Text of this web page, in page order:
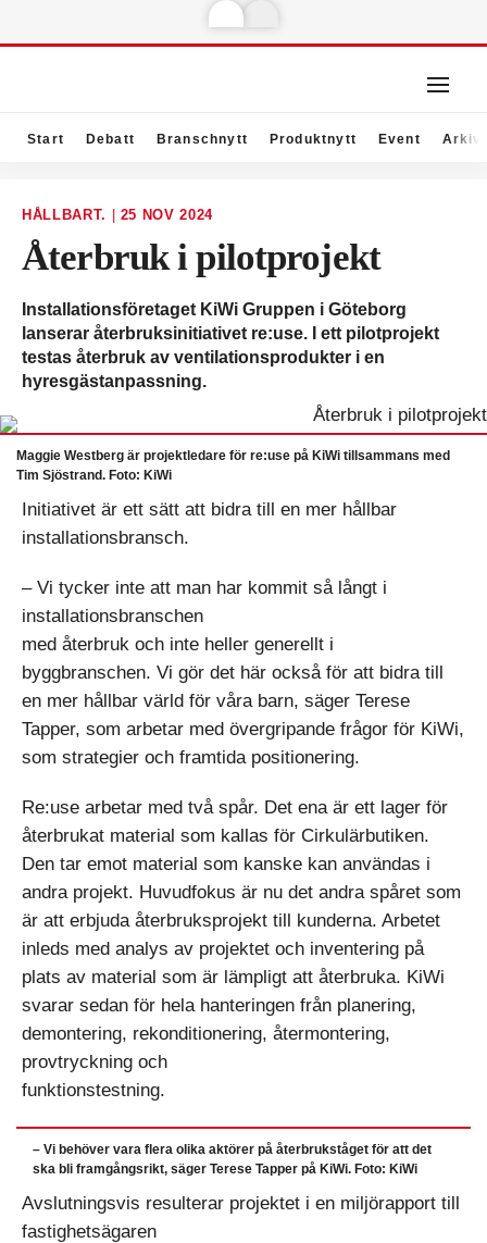
Start Debatt Branschnytt Produktnytt Event Arkiv
HÅLLBART. 25 NOV 2024
Återbruk i pilotprojekt
Installationsföretaget KiWi Gruppen i Göteborg
lanserar återbruksinitiativet re:use. I ett pilotprojekt
testas återbruk av ventilationsprodukter i en
hyresgästanpassning.
Maggie Westberg är projektledare för re:use på KiWi tillsammans med
Tim Sjöstrand. Foto: KiWi
Initiativet är ett sätt att bidra till en mer hållbar
installationsbransch.
– Vi tycker inte att man har kommit så långt i
installationsbranschen
med återbruk och inte heller generellt i
byggbranschen. Vi gör det här också för att bidra till
en mer hållbar värld för våra barn, säger Terese
Tapper, som arbetar med övergripande frågor för KiWi,
som strategier och framtida positionering.
Re:use arbetar med två spår. Det ena är ett lager för
återbrukat material som kallas för Cirkulärbutiken.
Den tar emot material som kanske kan användas i
andra projekt. Huvudfokus är nu det andra spåret som
är att erbjuda återbruksprojekt till kunderna. Arbetet
inleds med analys av projektet och inventering på
plats av material som är lämpligt att återbruka. KiWi
svarar sedan för hela hanteringen från planering,
demontering, rekonditionering, återmontering,
provtryckning och
funktionstestning.
– Vi behöver vara flera olika aktörer på återbrukståget för att det
ska bli framgångsrikt, säger Terese Tapper på KiWi. Foto: KiWi
Avslutningsvis resulterar projektet i en miljörapport till
fastighetsägaren